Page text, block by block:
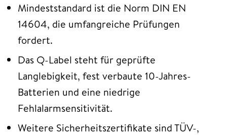
Mindeststandard ist die Norm DIN EN
14604, die umfangreiche Prüfungen
fordert.
Das Q-Label steht für geprüfte
Langlebigkeit, fest verbaute 10-Jahres-
Batterien und eine niedrige
Fehlalarmsensitivität.
Weitere Sicherheitszertifikate sind TÜV-,